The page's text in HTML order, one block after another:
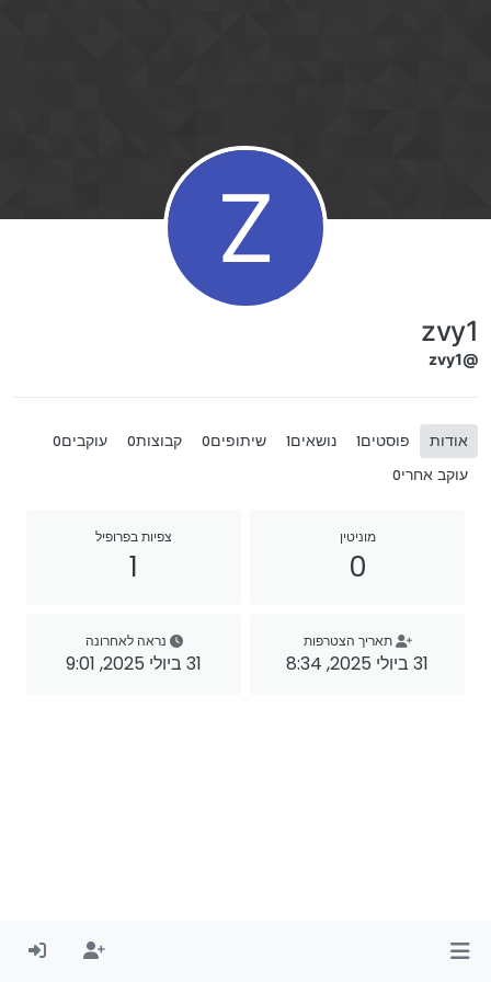
Z
zvy1
@zvy1
אודות פוסטים1 נושאים1 שיתופים0 קבוצות0 עוקבים0
עוקב אחרי0
מוניטין
0
צפיות בפרופיל
1
תאריך הצטרפות
31 ביולי 2025, 8:34
נראה לאחרונה
31 ביולי 2025, 9:01